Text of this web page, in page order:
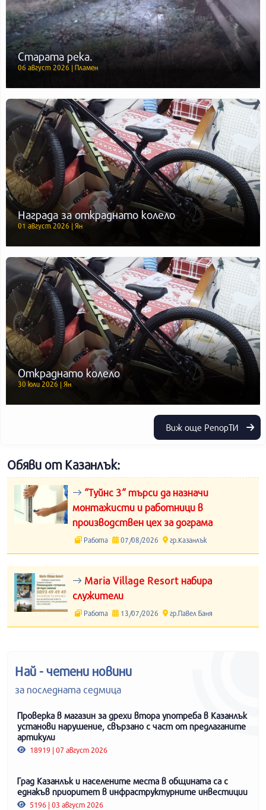
Старата река.
06 август 2026 | Пламен
Награда за откраднато колело
01 август 2026 | Ян
Откраднато колело
30 юли 2026 | Ян
Виж още РепорТИ
Обяви от Казанлък:
“Туйнс 3“ търси да назначи
монтажисти и работници в
производствен цех за дограма
Работа 07/08/2026 гр.Казанлък
Maria Village Resort набира
служители
Работа 13/07/2026 гр.Павел Баня
Най - четени новини
за последната седмица
Проверка в магазин за дрехи втора употреба в Казанлък
установи нарушение, свързано с част от предлаганите
артикули
18919 | 07 август 2026
Град Казанлък и населените места в общината са с
еднакъв приоритет в инфраструктурните инвестиции
5196 | 03 август 2026